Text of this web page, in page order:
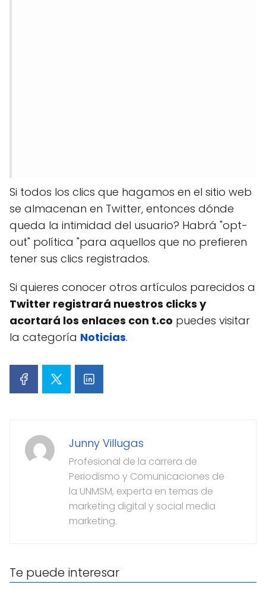
Si todos los clics que hagamos en el sitio web
se almacenan en Twitter, entonces dónde
queda la intimidad del usuario? Habrá "opt-
out" política "para aquellos que no prefieren
tener sus clics registrados.
Si quieres conocer otros artículos parecidos a
Twitter registrará nuestros clicks y
acortará los enlaces con t.co puedes visitar
la categoría Noticias.
Junny Villugas
Profesional de la carrera de
Periodismo y Comunicaciones de
la UNMSM, experta en temas de
marketing digital y social media
marketing.
Te puede interesar